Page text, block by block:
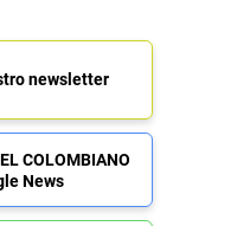
newsletter
COLOMBIANO
News